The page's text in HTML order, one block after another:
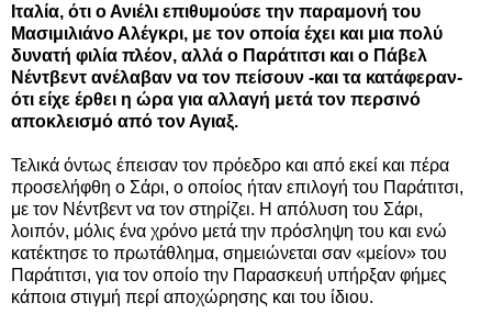
Ιταλία, ότι ο Ανιέλι επιθυμούσε την παραμονή του
Μασιμιλιάνο Αλέγκρι, με τον οποία έχει και μια πολύ
δυνατή φιλία πλέον, αλλά ο Παράτιτσι και ο Πάβελ
Νέντβεντ ανέλαβαν να τον πείσουν -και τα κατάφεραν-
ότι είχε έρθει η ώρα για αλλαγή μετά τον περσινό
αποκλεισμό από τον Αγιαξ.
Τελικά όντως έπεισαν τον πρόεδρο και από εκεί και πέρα
προσελήφθη ο Σάρι, ο οποίος ήταν επιλογή του Παράτιτσι,
με τον Νέντβεντ να τον στηρίζει. Η απόλυση του Σάρι,
λοιπόν, μόλις ένα χρόνο μετά την πρόσληψη του και ενώ
κατέκτησε το πρωτάθλημα, σημειώνεται σαν «μείον» του
Παράτιτσι, για τον οποίο την Παρασκευή υπήρξαν φήμες
κάποια στιγμή περί αποχώρησης και του ίδιου.